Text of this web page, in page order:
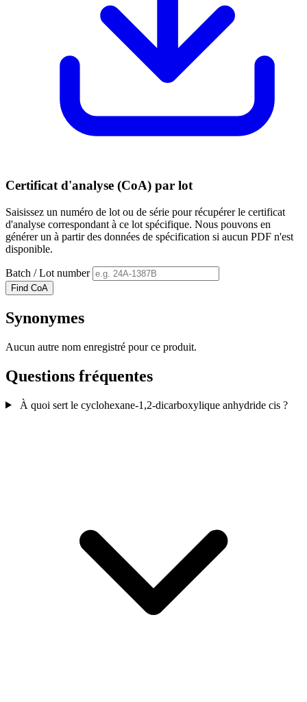
Certificat d'analyse (CoA) par lot
Saisissez un numéro de lot ou de série pour récupérer le certificat
d'analyse correspondant à ce lot spécifique. Nous pouvons en
générer un à partir des données de spécification si aucun PDF n'est
disponible.
Batch / Lot number
Find CoA
Synonymes
Aucun autre nom enregistré pour ce produit.
Questions fréquentes
À quoi sert le cyclohexane-1,2-dicarboxylique anhydride cis ?